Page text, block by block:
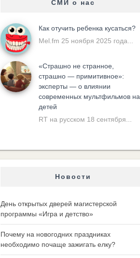
СМИ о нас
Как отучить ребенка кусаться?
Mel.fm 25 ноября 2025 года...
«Cтрашно не странное,
страшно — примитивное»:
эксперты — о влиянии
современных мультфильмов на
детей
RT на русском 18 сентября...
Новости
День открытых дверей магистерской
программы «Игра и детство»
Почему на новогодних праздниках
необходимо почаще зажигать елку?